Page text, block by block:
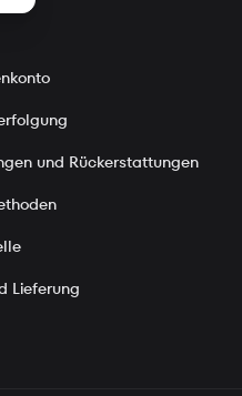
und Rückerstattungen
Lieferung